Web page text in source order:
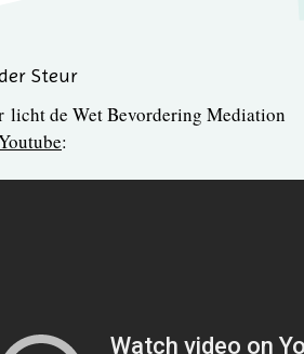
Steur
licht de Wet Bevordering Mediation
: